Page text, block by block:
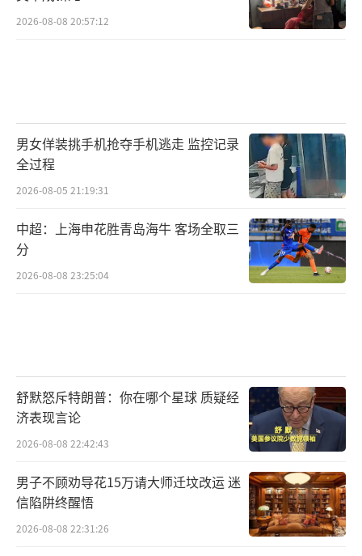
2026-08-08 20:57:12
男女佯装挑手机抢夺手机逃走 监控记录
全过程
2026-08-05 21:19:31
中超：上海申花胜青岛海牛 客场全取三
分
2026-08-08 23:25:04
舒默怒斥特朗普：你在哪个星球 质疑经
济表现言论
2026-08-08 22:42:43
男子不顾劝导花15万请大师迁坟改运 迷
信陷阱终醒悟
2026-08-08 22:31:26